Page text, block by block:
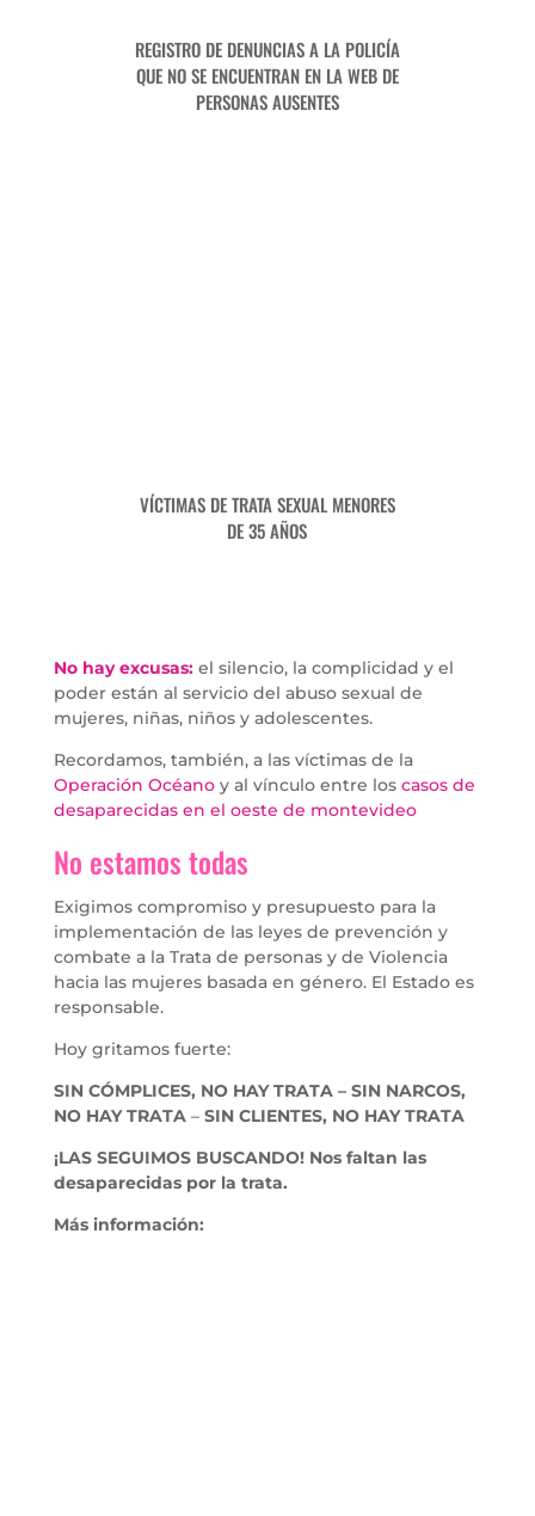
REGISTRO DE DENUNCIAS A LA POLICÍA
QUE NO SE ENCUENTRAN EN LA WEB DE
PERSONAS AUSENTES
VÍCTIMAS DE TRATA SEXUAL MENORES
DE 35 AÑOS
No hay excusas:el silencio, la complicidad y el
poder están al servicio del abuso sexual de
mujeres, niñas, niños y adolescentes.
Recordamos, también, a las víctimas de la
Operación Océanoy al vínculo entre los casos de
desaparecidas en el oeste de montevideo
No estamos todas
Exigimos compromiso y presupuesto para la
implementación de las leyes de prevención y
combate a la Trata de personas y de Violencia
hacia las mujeres basada en género. El Estado es
responsable.
Hoy gritamos fuerte:
SIN CÓMPLICES, NO HAY TRATA – SIN NARCOS,
NO HAY TRATA– SIN CLIENTES, NO HAY TRATA
¡LAS SEGUIMOS BUSCANDO! Nos faltan las
desaparecidas por la trata.
Más información: